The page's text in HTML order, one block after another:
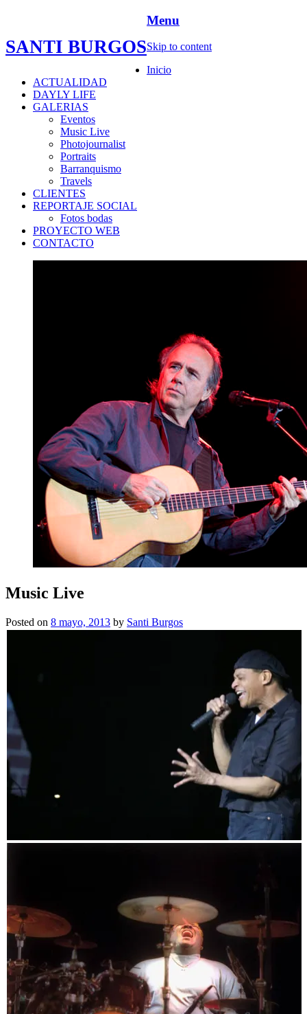
SANTI BURGOS
Menu
Skip to content
Inicio
ACTUALIDAD
DAYLY LIFE
GALERIAS
Eventos
Music Live
Photojournalist
Portraits
Barranquismo
Travels
CLIENTES
REPORTAJE SOCIAL
Fotos bodas
PROYECTO WEB
CONTACTO
Music Live
Posted on 8 mayo, 2013 by Santi Burgos